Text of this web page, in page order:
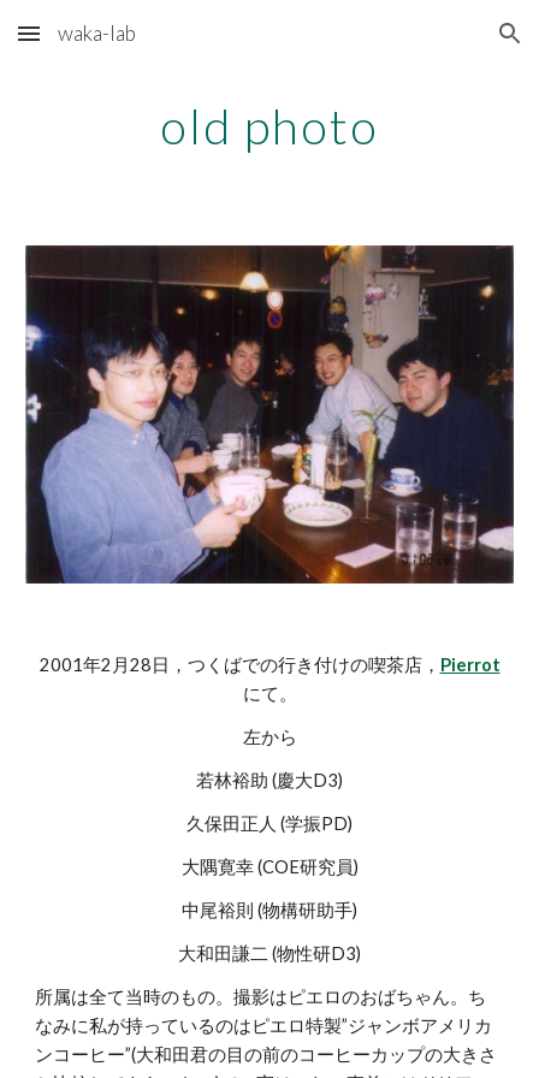
Skip to main content Skip to navigation
waka-lab
old photo
2001年2月28日，つくばでの行き付けの喫茶店， Pierrot
にて。
左から
若林裕助 (慶大D3)
久保田正人 (学振PD)
大隅寛幸 (COE研究員)
中尾裕則 (物構研助手)
大和田謙二 (物性研D3)
所属は全て当時のもの。撮影はピエロのおばちゃん。ち
なみに私が持っているのはピエロ特製”ジャンボアメリカ
ンコーヒー”(大和田君の目の前のコーヒーカップの大きさ